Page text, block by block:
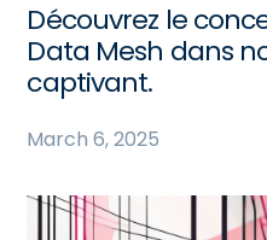
Découvrez le
Data Mesh dans
captivant.
March 6, 2025